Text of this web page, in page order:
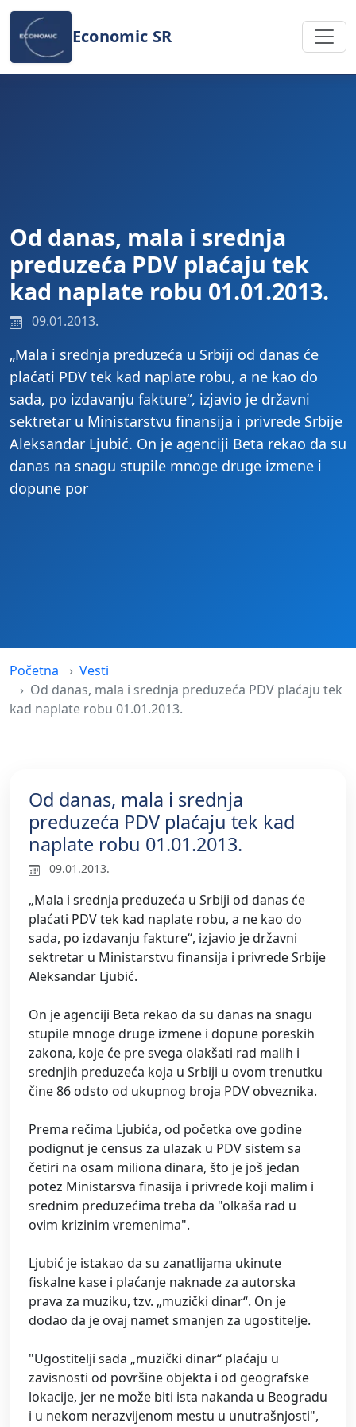
Preskoči na sadržaj
Economic SR
Od danas, mala i srednja
preduzeća PDV plaćaju tek
kad naplate robu 01.01.2013.
09.01.2013.
„Mala i srednja preduzeća u Srbiji od danas će
plaćati PDV tek kad naplate robu, a ne kao do
sada, po izdavanju fakture“, izjavio je državni
sektretar u Ministarstvu finansija i privrede Srbije
Aleksandar Ljubić. On je agenciji Beta rekao da su
danas na snagu stupile mnoge druge izmene i
dopune por
Početna
Vesti
Od danas, mala i srednja preduzeća PDV plaćaju tek
kad naplate robu 01.01.2013.
Od danas, mala i srednja
preduzeća PDV plaćaju tek kad
naplate robu 01.01.2013.
09.01.2013.
„Mala i srednja preduzeća u Srbiji od danas će
plaćati PDV tek kad naplate robu, a ne kao do
sada, po izdavanju fakture“, izjavio je državni
sektretar u Ministarstvu finansija i privrede Srbije
Aleksandar Ljubić.
On je agenciji Beta rekao da su danas na snagu
stupile mnoge druge izmene i dopune poreskih
zakona, koje će pre svega olakšati rad malih i
srednjih preduzeća koja u Srbiji u ovom trenutku
čine 86 odsto od ukupnog broja PDV obveznika.
Prema rečima Ljubića, od početka ove godine
podignut je census za ulazak u PDV sistem sa
četiri na osam miliona dinara, što je još jedan
potez Ministarsva finasija i privrede koji malim i
srednim preduzećima treba da "olkaša rad u
ovim krizinim vremenima".
Ljubić je istakao da su zanatlijama ukinute
fiskalne kase i plaćanje naknade za autorska
prava za muziku, tzv. „muzički dinar“. On je
dodao da je ovaj namet smanjen za ugostitelje.
"Ugostitelji sada „muzički dinar“ plaćaju u
zavisnosti od površine objekta i od geografske
lokacije, jer ne može biti ista nakanda u Beogradu
i u nekom nerazvijenom mestu u unutrašnjosti",